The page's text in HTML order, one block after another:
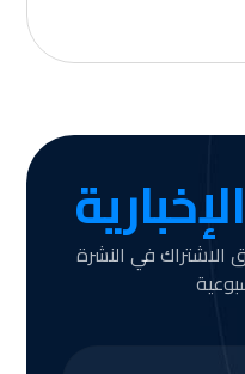
الاشتراك في النشرة